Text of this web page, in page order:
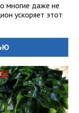
многие даже не
ускоряет этот